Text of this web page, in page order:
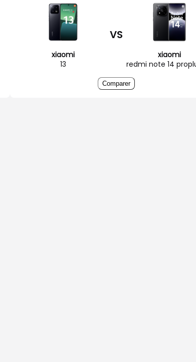
xiaomi
13
VS
xiaomi
redmi note 14
Comparer